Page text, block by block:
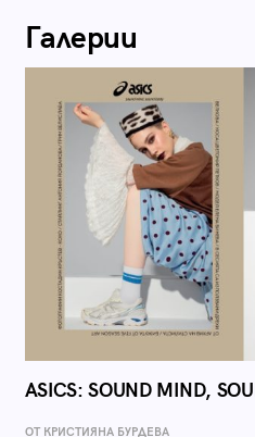
Галерии
ASICS: SOUND MIND,
ОТ КРИСТИЯНА БУРДЕВА